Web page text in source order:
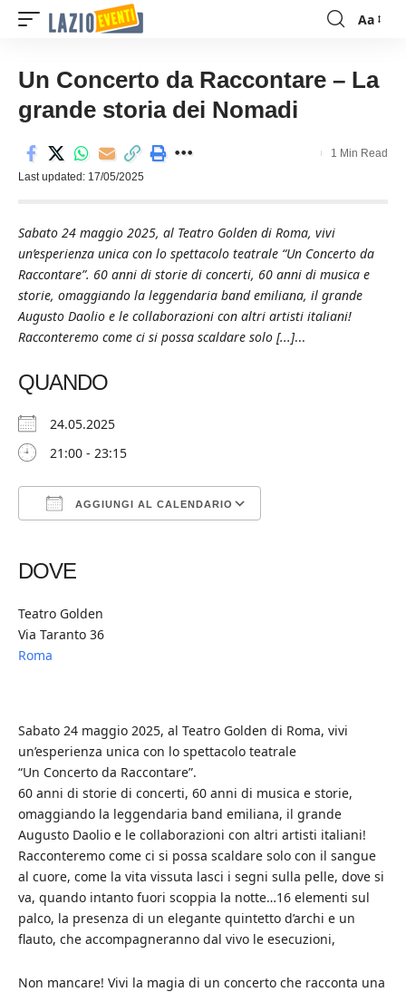
Font
Aa
Un Concerto da Raccontare – La
grande storia dei Nomadi
Last updated: 17/05/2025
1 Min Read
Sabato 24 maggio 2025, al Teatro Golden di Roma, vivi
un’esperienza unica con lo spettacolo teatrale “Un Concerto da
Raccontare”. 60 anni di storie di concerti, 60 anni di musica e
storie, omaggiando la leggendaria band emiliana, il grande
Augusto Daolio e le collaborazioni con altri artisti italiani!
Racconteremo come ci si possa scaldare solo [...]...
QUANDO
24.05.2025
21:00 - 23:15
AGGIUNGI AL CALENDARIO
DOVE
Teatro Golden
Via Taranto 36
Roma
Sabato 24 maggio 2025, al Teatro Golden di Roma, vivi
un’esperienza unica con lo spettacolo teatrale
“Un Concerto da Raccontare”.
60 anni di storie di concerti, 60 anni di musica e storie,
omaggiando la leggendaria band emiliana, il grande
Augusto Daolio e le collaborazioni con altri artisti italiani!
Racconteremo come ci si possa scaldare solo con il sangue
al cuore, come la vita vissuta lasci i segni sulla pelle, dove si
va, quando intanto fuori scoppia la notte…16 elementi sul
palco, la presenza di un elegante quintetto d’archi e un
flauto, che accompagneranno dal vivo le esecuzioni,
Non mancare! Vivi la magia di un concerto che racconta una